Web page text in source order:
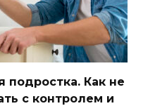
подростка. Как не
с контролем и